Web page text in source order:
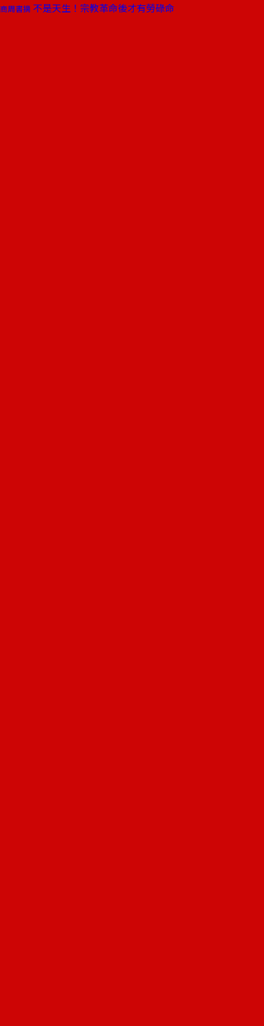
商周書摘 不是天生！宗教革命後才有勞碌命